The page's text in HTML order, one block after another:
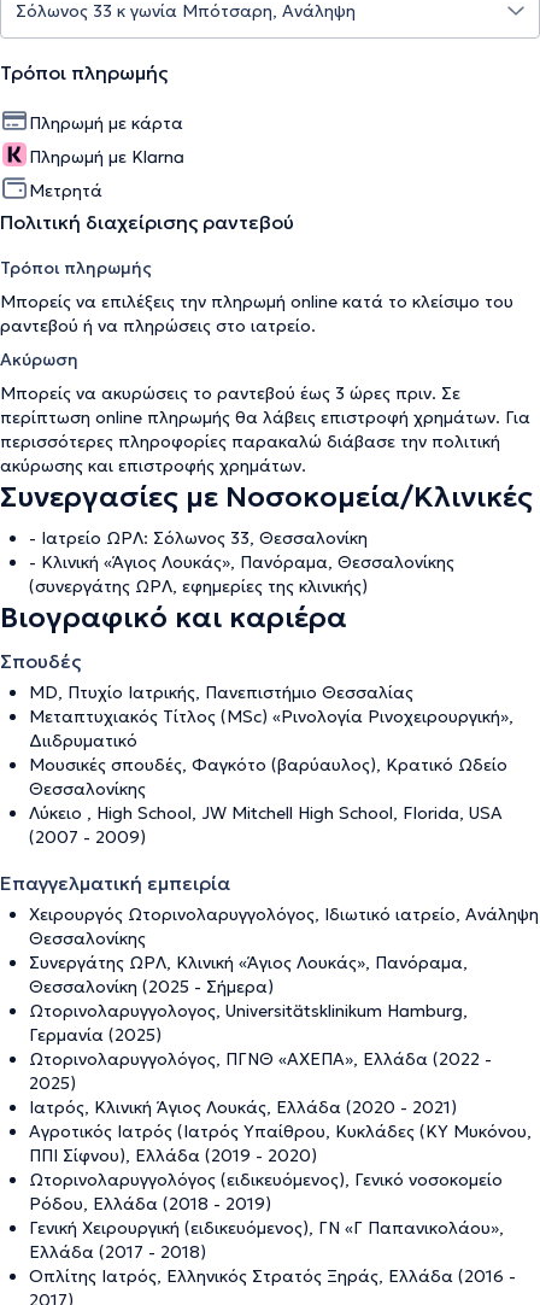
Τρόποι πληρωμής
Πληρωμή με κάρτα
Πληρωμή με Klarna
Μετρητά
Πολιτική διαχείρισης ραντεβού
Τρόποι πληρωμής
Μπορείς να επιλέξεις την πληρωμή online κατά το κλείσιμο του
ραντεβού ή να πληρώσεις στο ιατρείο.
Ακύρωση
Μπορείς να ακυρώσεις το ραντεβού έως 3 ώρες πριν. Σε
περίπτωση online πληρωμής θα λάβεις επιστροφή χρημάτων. Για
περισσότερες πληροφορίες παρακαλώ διάβασε την πολιτική
ακύρωσης και επιστροφής χρημάτων.
Συνεργασίες με Νοσοκομεία/Κλινικές
- Ιατρείο ΩΡΛ: Σόλωνος 33, Θεσσαλονίκη
- Κλινική «Άγιος Λουκάς», Πανόραμα, Θεσσαλονίκης
(συνεργάτης ΩΡΛ, εφημερίες της κλινικής)
Βιογραφικό και καριέρα
Σπουδές
MD, Πτυχίο Ιατρικής, Πανεπιστήμιο Θεσσαλίας
Μεταπτυχιακός Τίτλος (MSc) «Ρινολογία Ρινοχειρουργική»,
Διιδρυματικό
Μουσικές σπουδές, Φαγκότο (βαρύαυλος), Κρατικό Ωδείο
Θεσσαλονίκης
Λύκειο , High School, JW Mitchell High School, Florida, USA
(2007 - 2009)
Επαγγελματική εμπειρία
Χειρουργός Ωτορινολαρυγγολόγος, Ιδιωτικό ιατρείο, Ανάληψη
Θεσσαλονίκης
Συνεργάτης ΩΡΛ, Κλινική «Άγιος Λουκάς», Πανόραμα,
Θεσσαλονίκη (2025 - Σήμερα)
Ωτορινολαρυγγολογος, Universitätsklinikum Hamburg,
Γερμανία (2025)
Ωτορινολαρυγγολόγος, ΠΓΝΘ «ΑΧΕΠΑ», Ελλάδα (2022 -
2025)
Ιατρός, Κλινική Άγιος Λουκάς, Ελλάδα (2020 - 2021)
Αγροτικός Ιατρός (Ιατρός Υπαίθρου, Κυκλάδες (ΚΥ Μυκόνου,
ΠΠΙ Σίφνου), Ελλάδα (2019 - 2020)
Ωτορινολαρυγγολόγος (ειδικευόμενος), Γενικό νοσοκομείο
Ρόδου, Ελλάδα (2018 - 2019)
Γενική Χειρουργική (ειδικευόμενος), ΓΝ «Γ Παπανικολάου»,
Ελλάδα (2017 - 2018)
Οπλίτης Ιατρός, Ελληνικός Στρατός Ξηράς, Ελλάδα (2016 -
2017)